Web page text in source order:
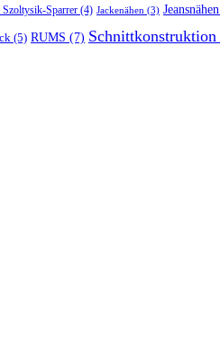
Szoltysik-Sparrer (4) Jackenähen (3) Jeansnähen
(5) RUMS (7) Schnittkonstruktion